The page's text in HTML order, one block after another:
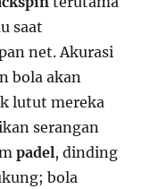
saat
net. Akurasi
bola akan
lutut mereka
serangan
padel, dinding
bola